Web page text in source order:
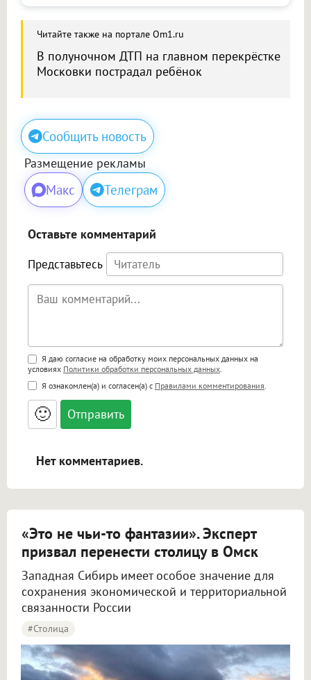
Читайте также на портале Om1.ru
В полуночном ДТП на главном перекрёстке
Московки пострадал ребёнок
Сообщить новость
Размещение рекламы
Макс Телеграм
Оставьте комментарий
Представьтесь
Поддержка HTML
<b>, <strong>, <u>, <i>, <em>, <s>, <big>,
<small>, <sup>, <sub>, <pre>, <ul>, <ol>, <li>,
<blockquote>, <code> экранирует HTML,
адреса URL автоматически становятся
ссылками, и [img]адрес[/img] будет
Я даю согласие на обработку моих персональных данных на
условиях Политики обработки персональных данных
Я ознакомлен(а) и согласен(а) с Правилами комментирования
🙂
Нет комментариев.
«Это не чьи-то фантазии». Эксперт
призвал перенести столицу в Омск
Западная Сибирь имеет особое значение для
сохранения экономической и территориальной
связанности России
#столица